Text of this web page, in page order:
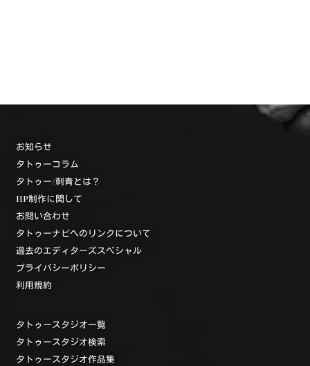
お知らせ
タトゥーコラム
タトゥー/刺青とは？
HP制作に関して
お問い合わせ
タトゥーナビへのリンクについて
過去のエディターズスペシャル
プライバシーポリシー
利用規約
タトゥースタジオ一覧
タトゥースタジオ検索
タトゥースタジオ作品集